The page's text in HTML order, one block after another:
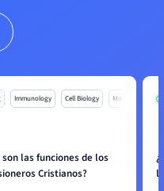
Immunology Cell Biology Mo
son las funciones de los
Cristianos?